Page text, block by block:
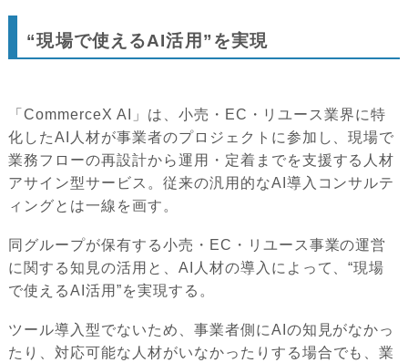
“現場で使えるAI活用”を実現
「CommerceX AI」は、小売・EC・リユース業界に特
化したAI人材が事業者のプロジェクトに参加し、現場で
業務フローの再設計から運用・定着までを支援する人材
アサイン型サービス。従来の汎用的なAI導入コンサルテ
ィングとは一線を画す。
同グループが保有する小売・EC・リユース事業の運営
に関する知見の活用と、AI人材の導入によって、“現場
で使えるAI活用”を実現する。
ツール導入型でないため、事業者側にAIの知見がなかっ
たり、対応可能な人材がいなかったりする場合でも、業